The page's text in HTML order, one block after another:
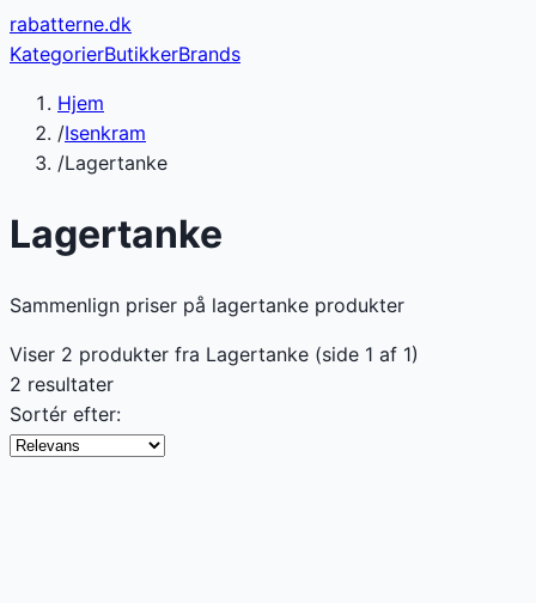
rabatterne.dk
KategorierButikkerBrands
Hjem
/Isenkram
/Lagertanke
Lagertanke
Sammenlign priser på lagertanke produkter
Viser 2 produkter fra Lagertanke (side 1 af 1)
2 resultater
Sortér efter: